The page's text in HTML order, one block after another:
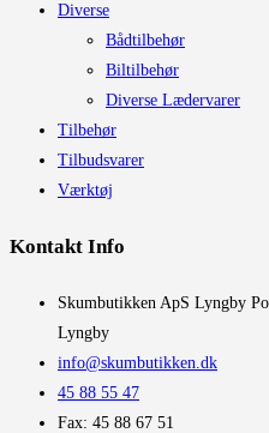
Diverse
Bådtilbehør
Biltilbehør
Diverse Lædervarer
Tilbehør
Tilbudsvarer
Værktøj
Kontakt Info
​Skumbutikken ApS Lyngby
Lyngby
info@skumbutikken.dk
45 88 55 47
Fax: 45 88 67 51